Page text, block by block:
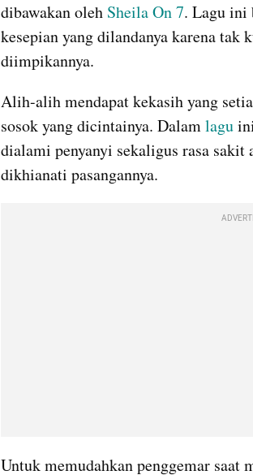
dibawakan oleh Sheila On 7. Lagu ini
kesepian yang dilandanya karena tak
diimpikannya.
Alih-alih mendapat kekasih yang
sosok yang dicintainya. Dalam lagu
dialami penyanyi sekaligus rasa sakit
dikhianati pasangannya.
Untuk memudahkan penggemar saat